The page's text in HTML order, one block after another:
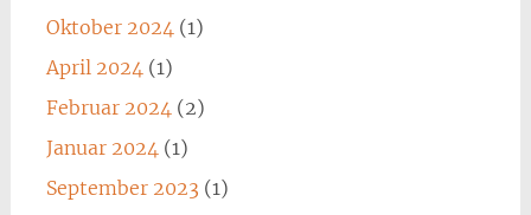
Oktober 2024(1)
April 2024(1)
Februar 2024(2)
Januar 2024(1)
September 2023 (1)